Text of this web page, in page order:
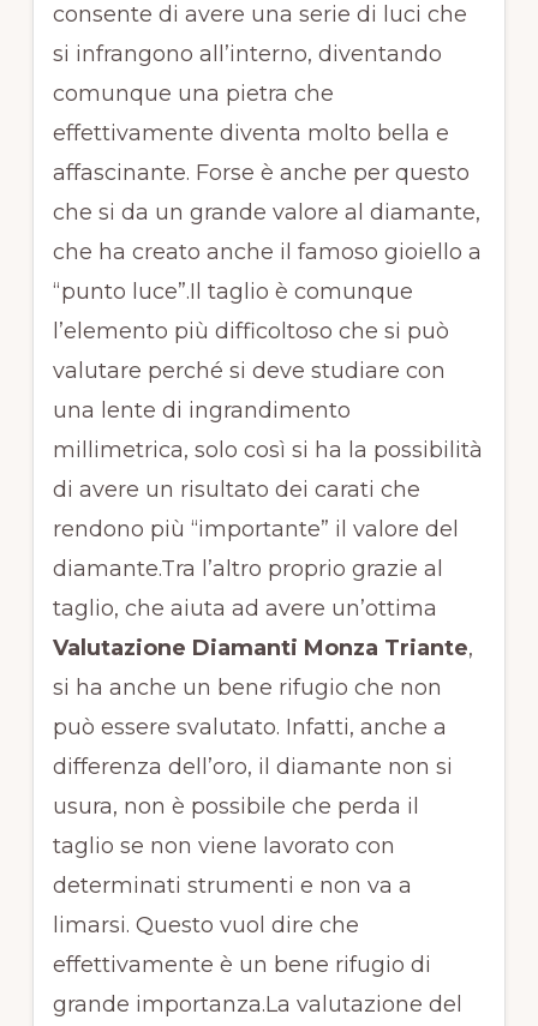
consente di avere una serie di luci che
si infrangono all’interno, diventando
comunque una pietra che
effettivamente diventa molto bella e
affascinante. Forse è anche per questo
che si da un grande valore al diamante,
che ha creato anche il famoso gioiello a
“punto luce”.Il taglio è comunque
l’elemento più difficoltoso che si può
valutare perché si deve studiare con
una lente di ingrandimento
millimetrica, solo così si ha la possibilità
di avere un risultato dei carati che
rendono più “importante” il valore del
diamante.Tra l’altro proprio grazie al
taglio, che aiuta ad avere un’ottima
Valutazione Diamanti Monza Triante,
si ha anche un bene rifugio che non
può essere svalutato. Infatti, anche a
differenza dell’oro, il diamante non si
usura, non è possibile che perda il
taglio se non viene lavorato con
determinati strumenti e non va a
limarsi. Questo vuol dire che
effettivamente è un bene rifugio di
grande importanza.La valutazione del